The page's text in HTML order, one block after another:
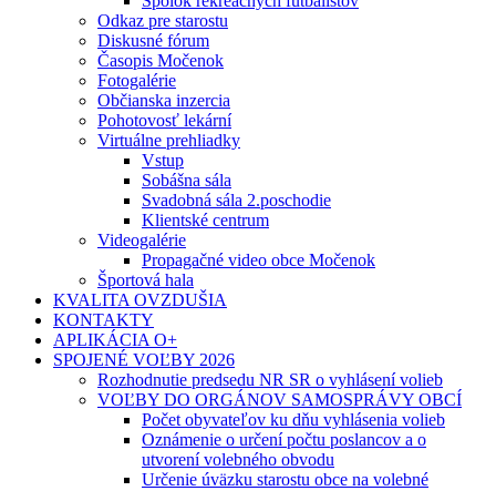
Odkaz pre starostu
Diskusné fórum
Časopis Močenok
Fotogalérie
Občianska inzercia
Pohotovosť lekární
Virtuálne prehliadky
Vstup
Sobášna sála
Svadobná sála 2.poschodie
Klientské centrum
Videogalérie
Propagačné video obce Močenok
Športová hala
KVALITA OVZDUŠIA
KONTAKTY
APLIKÁCIA O+
SPOJENÉ VOĽBY 2026
Rozhodnutie predsedu NR SR o vyhlásení volieb
VOĽBY DO ORGÁNOV SAMOSPRÁVY OBCÍ
Počet obyvateľov ku dňu vyhlásenia volieb
Oznámenie o určení počtu poslancov a o
utvorení volebného obvodu
Určenie úväzku starostu obce na volebné